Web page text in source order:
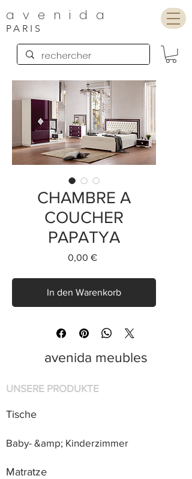
avenida
PARIS
CHAMBRE A
COUCHER
PAPATYA
0,00 €Preis
In den Warenkorb
avenida meubles
UNSERE PRODUKTE
Tische
Baby- &amp; Kinderzimmer
Matratze